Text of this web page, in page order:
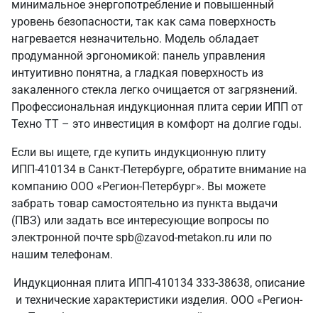
минимальное энергопотребление и повышенный
уровень безопасности, так как сама поверхность
нагревается незначительно. Модель обладает
продуманной эргономикой: панель управления
интуитивно понятна, а гладкая поверхность из
закаленного стекла легко очищается от загрязнений.
Профессиональная индукционная плита серии ИПП от
Техно ТТ – это инвестиция в комфорт на долгие годы.
Если вы ищете, где купить индукционную плиту
ИПП-410134 в Санкт‑Петербурге, обратите внимание на
компанию ООО «Регион-Петербург». Вы можете
забрать товар самостоятельно из пункта выдачи
(ПВЗ) или задать все интересующие вопросы по
электронной почте spb@zavod-metakon.ru или по
нашим телефонам.
Индукционная плита ИПП-410134 333-38638, описание
и технические характеристики изделия. ООО «Регион-